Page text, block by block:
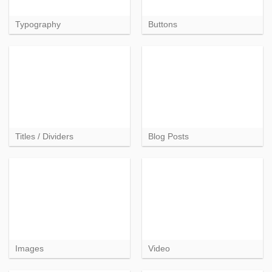
Typography Buttons
Titles / Dividers Blog Posts
Images Video